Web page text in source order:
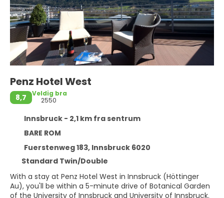
Penz Hotel West
8,7
Veldig bra
2550
Innsbruck - 2,1 km fra sentrum
BARE ROM
Fuerstenweg 183, Innsbruck 6020
Standard Twin/Double
With a stay at Penz Hotel West in Innsbruck (Höttinger
Au), you'll be within a 5-minute drive of Botanical Garden
of the University of Innsbruck and University of Innsbruck.